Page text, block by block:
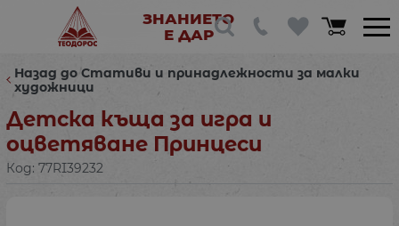
ЗНАНИЕТО
Е ДАР
Назад до Стативи и принадлежности за малки
художници
Детска къща за игра и
оцветяване Принцеси
Код: 77RI39232